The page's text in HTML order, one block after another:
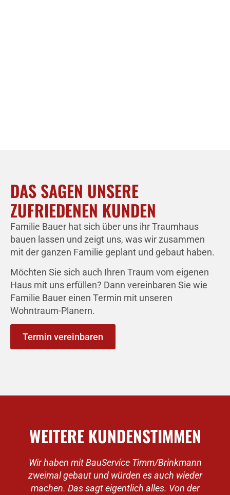
DAS SAGEN UNSERE
ZUFRIEDENEN KUNDEN
Familie Bauer hat sich über uns ihr Traumhaus
bauen lassen und zeigt uns, was wir zusammen
mit der ganzen Familie geplant und gebaut haben.
Möchten Sie sich auch Ihren Traum vom eigenen
Haus mit uns erfüllen? Dann vereinbaren Sie wie
Familie Bauer einen Termin mit unseren
Wohntraum-Planern.
Termin vereinbaren
WEITERE KUNDENSTIMMEN
Wir haben mit BauService Timm/Brinkmann
zweimal gebaut und würden es auch wieder
machen. Das sagt eigentlich alles. Von der